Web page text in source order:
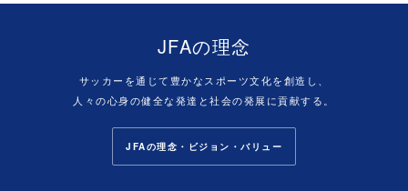
JFAの理念
サッカーを通じて豊かなスポーツ文化を創造し、
人々の心身の健全な発達と社会の発展に貢献する。
JFAの理念・ビジョン・バリュー